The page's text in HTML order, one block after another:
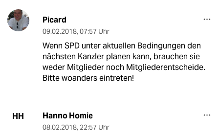
Picard
09.02.2018, 07:57 Uhr
Wenn SPD unter aktuellen Bedingungen den
nächsten Kanzler planen kann, brauchen sie
weder Mitglieder noch Mitgliederentscheide.
Bitte woanders eintreten!
HH Hanno Homie
08.02.2018, 22:57 Uhr